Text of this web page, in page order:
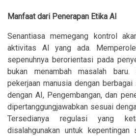
Manfaat dari Penerapan Etika AI
Senantiasa memegang kontrol
aktivitas AI yang ada.
sepenuhnya berorientasi pada
bukan menambah masalah baru.
pekerjaan manusia dengan
dengan AI, Pengembangan, dan
dipertanggungjawabkan sesuai
Tersedianya regulasi yang
disalahgunakan untuk